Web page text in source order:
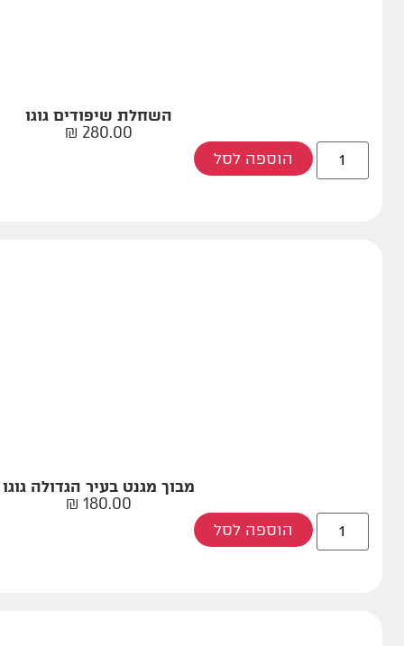
השחלת שיפודים גוגו
280.00
₪
הוספה לסל
מבוך מגנט בעיר הגדולה גוגו
180.00
₪
הוספה לסל